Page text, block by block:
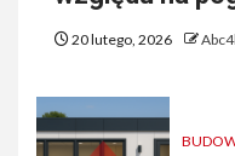
20 lutego, 2026